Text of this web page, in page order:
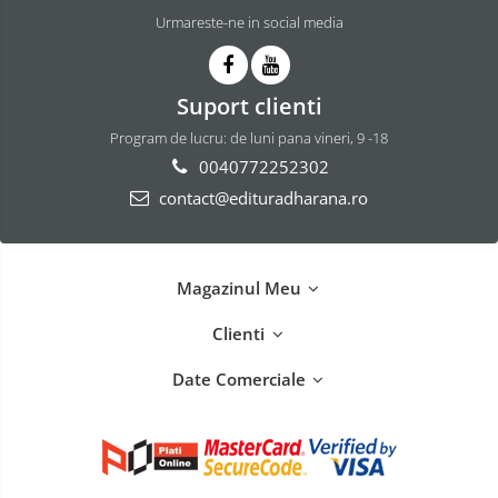
Urmareste-ne in social media
Suport clienti
Program de lucru: de luni pana vineri, 9 -18
0040772252302
contact@edituradharana.ro
Magazinul Meu
Clienti
Date Comerciale